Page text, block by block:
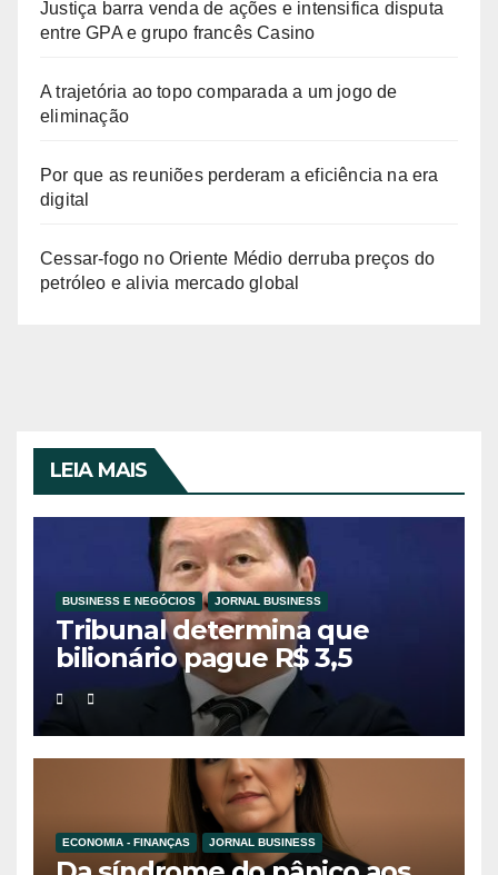
Justiça barra venda de ações e intensifica disputa
entre GPA e grupo francês Casino
A trajetória ao topo comparada a um jogo de
eliminação
Por que as reuniões perderam a eficiência na era
digital
Cessar-fogo no Oriente Médio derruba preços do
petróleo e alivia mercado global
LEIA MAIS
BUSINESS E NEGÓCIOS JORNAL BUSINESS
Tribunal determina que
bilionário pague R$ 3,5
bilhões à ex-esposa em
divórcio histórico na Coreia
do Sul
ECONOMIA - FINANÇAS JORNAL BUSINESS